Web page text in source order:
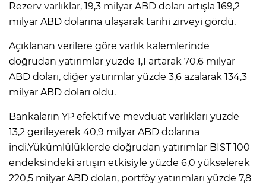
Rezerv varlıklar, 19,3 milyar ABD doları artışla 169,2
milyar ABD dolarına ulaşarak tarihi zirveyi gördü.
Açıklanan verilere göre varlık kalemlerinde
doğrudan yatırımlar yüzde 1,1 artarak 70,6 milyar
ABD doları, diğer yatırımlar yüzde 3,6 azalarak 134,3
milyar ABD doları oldu.
Bankaların YP efektif ve mevduat varlıkları yüzde
13,2 gerileyerek 40,9 milyar ABD dolarına
indi.Yükümlülüklerde doğrudan yatırımlar BIST 100
endeksindeki artışın etkisiyle yüzde 6,0 yükselerek
220,5 milyar ABD doları, portföy yatırımları yüzde 7,8